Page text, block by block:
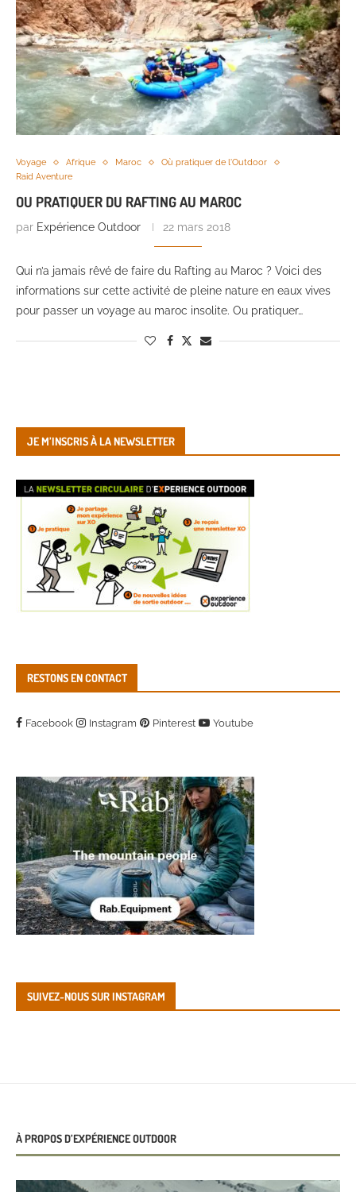
Voyage Afrique Maroc
Où pratiquer de l'Outdoor
Raid Aventure
OU PRATIQUER DU RAFTING AU MAROC
par Expérience Outdoor 22 mars 2018
Qui n’a jamais rêvé de faire du Rafting au Maroc ? Voici des
informations sur cette activité de pleine nature en eaux vives
pour passer un voyage au maroc insolite. Ou pratiquer…
JE M’INSCRIS À LA NEWSLETTER
RESTONS EN CONTACT
Facebook Instagram Pinterest Youtube
SUIVEZ-NOUS SUR INSTAGRAM
À PROPOS D’EXPÉRIENCE OUTDOOR